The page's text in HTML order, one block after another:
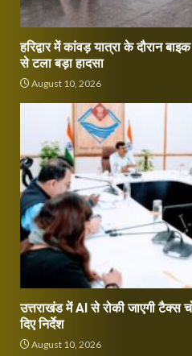
हरिद्वार में कांवड़ यात्रा के दौरान
से टला बड़ा हादसा
August 10, 2026
उत्तराखंड में AI से रोकी जाएगी टैक्स
दिए निर्देश
August 10, 2026